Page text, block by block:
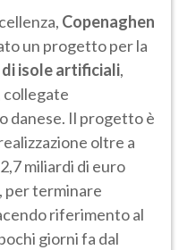
Copenaghen
un progetto per la
isole artificiali,
collegate
danese. Il progetto è
oltre a
miliardi di euro
, per terminare
riferimento al
giorni fa dal